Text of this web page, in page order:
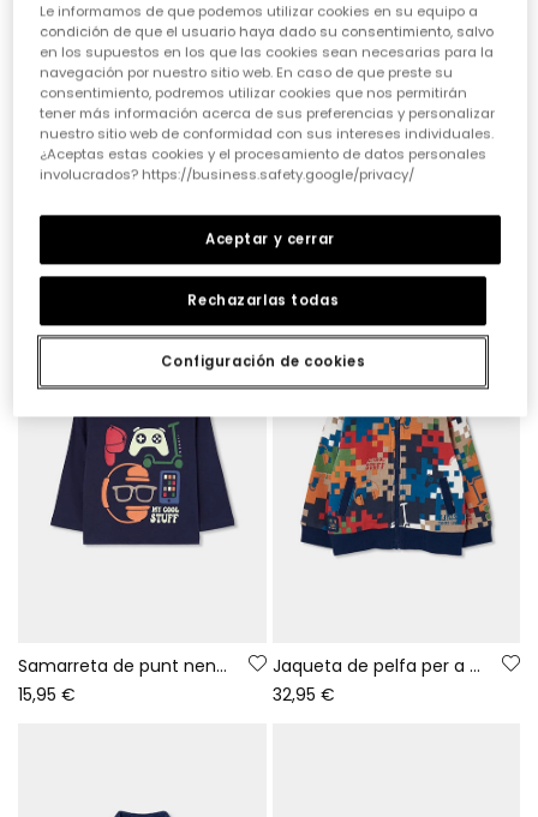
Dessuadora de pelfa nen blau estampat píxels
Samarreta punt nen blanca estampat cub Rubik
19,95 €
Samarreta de punt nen blau marí estampat gaming
15,95 €
Jaqueta de pelfa per a nen amb estampat de píxels multicolor
32,95 €
Le informamos de que podemos utilizar cookies en su equipo a
condición de que el usuario haya dado su consentimiento, salvo
en los supuestos en los que las cookies sean necesarias para la
navegación por nuestro sitio web. En caso de que preste su
consentimiento, podremos utilizar cookies que nos permitirán
tener más información acerca de sus preferencias y personalizar
nuestro sitio web de conformidad con sus intereses individuales.
¿Aceptas estas cookies y el procesamiento de datos personales
involucrados? https://business.safety.google/privacy/
Configuración de cookies
Rechazarlas todas
Aceptar y cerrar